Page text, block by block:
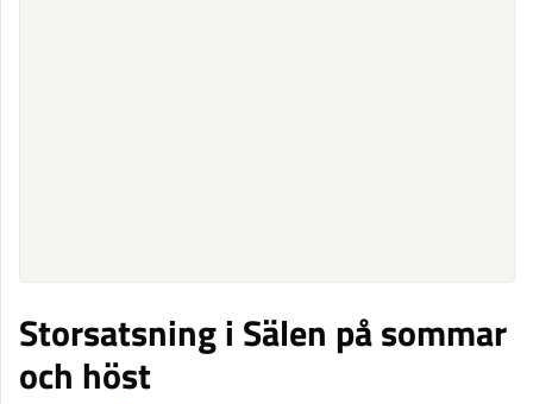
Storsatsning i Sälen på sommar
och höst